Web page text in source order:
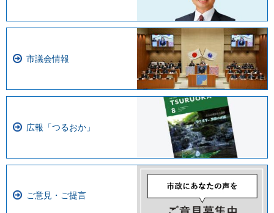
市議会情報
広報「つるおか」
ご意見・ご提言